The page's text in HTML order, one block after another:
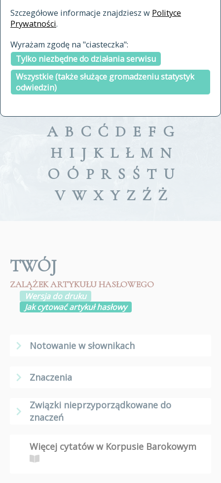
Szczegółowe informacje znajdziesz w Polityce
Prywatności.
Wyrażam zgodę na "ciasteczka":
Tylko niezbędne do działania serwisu
Wszystkie (także służące gromadzeniu statystyk
odwiedzin)
indeksie
a fronte
a tergo
A B C Ć D E F G
H I J K L Ł M N
O Ó P R S Ś T U
V W X Y Z Ź Ż
TWÓJ
ZALĄŻEK ARTYKUŁU HASŁOWEGO
Wersja do druku
Jak cytować artykuł hasłowy
Notowanie w słownikach
Znaczenia
Związki nieprzyporządkowane do
znaczeń
Więcej cytatów w Korpusie Barokowym